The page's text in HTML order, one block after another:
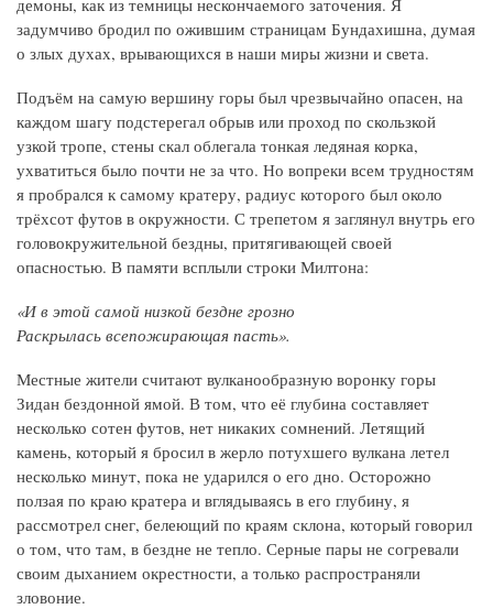
задумчиво бродил по ожившим страницам Бундахишна, думая
о злых духах, врывающихся в наши миры жизни и света.
Подъём на самую вершину горы был чрезвычайно опасен, на
каждом шагу подстерегал обрыв или проход по скользкой
узкой тропе, стены скал облегала тонкая ледяная корка,
ухватиться было почти не за что. Но вопреки всем трудностям
я пробрался к самому кратеру, радиус которого был около
трёхсот футов в окружности. С трепетом я заглянул внутрь его
головокружительной бездны, притягивающей своей
опасностью. В памяти всплыли строки Милтона:
«И в этой самой низкой бездне грозно
Раскрылась всепожирающая пасть».
Местные жители считают вулканообразную воронку горы
Зидан бездонной ямой. В том, что её глубина составляет
несколько сотен футов, нет никаких сомнений. Летящий
камень, который я бросил в жерло потухшего вулкана летел
несколько минут, пока не ударился о его дно. Осторожно
ползая по краю кратера и вглядываясь в его глубину, я
рассмотрел снег, белеющий по краям склона, который говорил
о том, что там, в бездне не тепло. Серные пары не согревали
своим дыханием окрестности, а только распространяли
зловоние.